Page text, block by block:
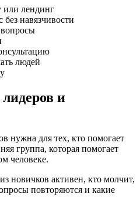
или лендинг
без навязчивости
вопросы
людей
и
нужна для тех, кто помогает
группа, которая помогает
человеке.
новичков активен, кто молчит,
повторяются и какие